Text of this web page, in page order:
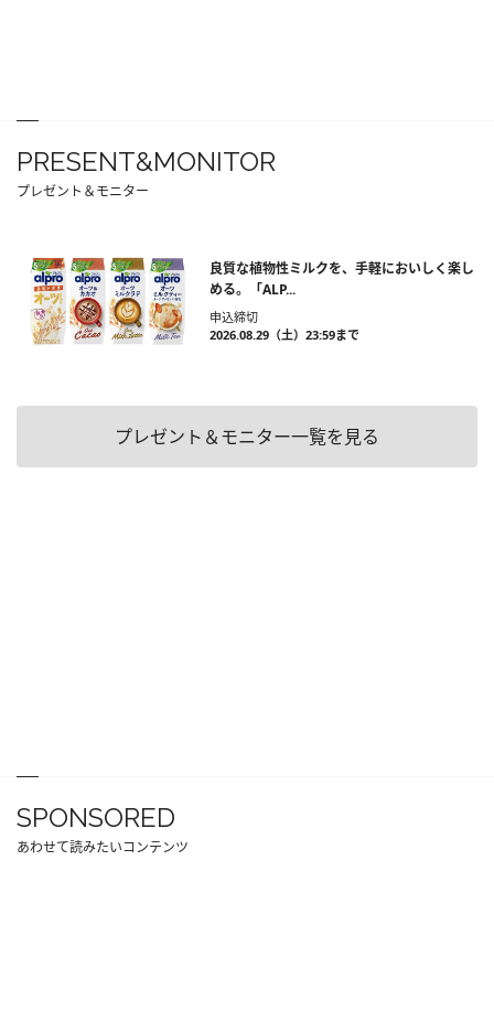
PRESENT&MONITOR
プレゼント＆モニター
良質な植物性ミルクを、手軽においしく楽し
める。「ALP...
申込締切
2026.08.29（土）23:59まで
プレゼント＆モニター一覧を見る
SPONSORED
あわせて読みたいコンテンツ